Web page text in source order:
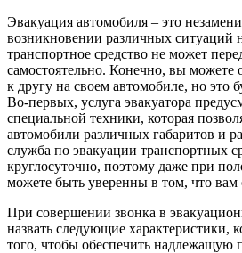
Эвакуация автомобиля – это
возникновении различных ситуаций
транспортное средство не может
самостоятельно. Конечно, вы можете
к другу на своем автомобиле, но это
Во-первых, услуга эвакуатора
специальной техники, которая
автомобили различных габаритов и
служба по эвакуации транспортных
круглосуточно, поэтому даже при
можете быть уверенны в том, что
При совершении звонка в
назвать следующие характеристики,
того, чтобы обеспечить надлежащую